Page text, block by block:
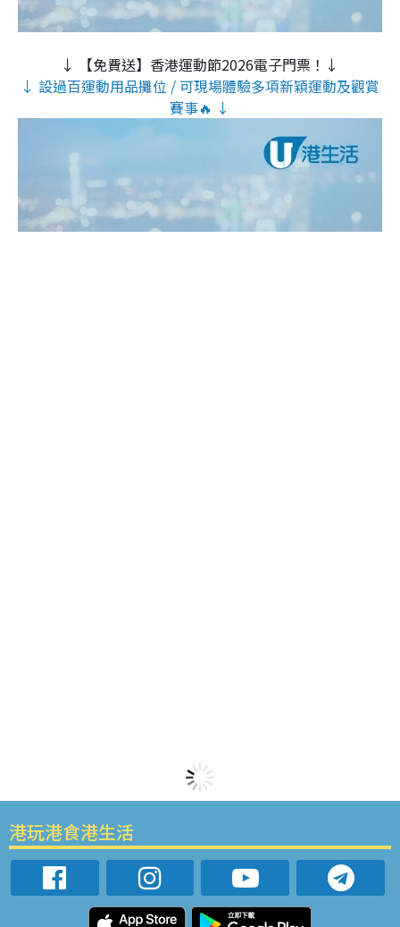
↓ 【免費送】香港運動節2026電子門票！↓
↓ 設過百運動用品攤位 / 可現場體驗多項新穎運動及觀賞
賽事🔥 ↓
港玩港食港生活